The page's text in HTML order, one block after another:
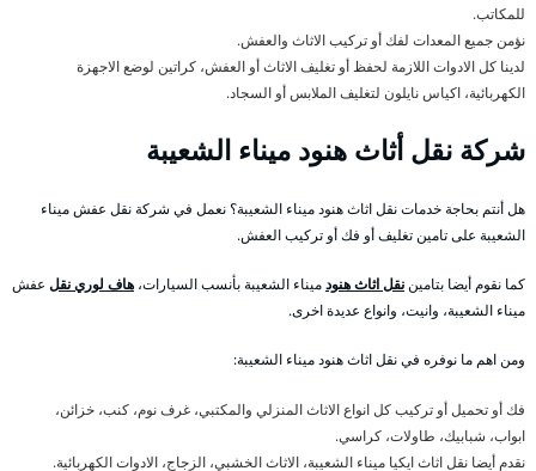
للمكاتب.
نؤمن جميع المعدات لفك أو تركيب الاثاث والعفش.
لدينا كل الادوات اللازمة لحفظ أو تغليف الاثاث أو العفش، كراتين لوضع الاجهزة
الكهربائية، اكياس نايلون لتغليف الملابس أو السجاد.
شركة نقل أثاث هنود ميناء الشعيبة
هل أنتم بحاجة خدمات نقل اثاث هنود ميناء الشعيبة؟ نعمل في شركة نقل عفش ميناء
الشعيبة على تامين تغليف أو فك أو تركيب العفش.
كما نقوم أيضا بتاميننقل اثاث هنودميناء الشعيبة بأنسب السيارات، هاف لوري نقل عفش
ميناء الشعيبة، وانيت، وانواع عديدة اخرى.
ومن اهم ما نوفره في نقل اثاث هنود ميناء الشعيبة:
فك أو تحميل أو تركيب كل انواع الاثاث المنزلي والمكتبي، غرف نوم، كنب، خزائن،
ابواب، شبابيك، طاولات، كراسي.
نقدم أيضا نقل اثاث ايكيا ميناء الشعيبة، الاثاث الخشبي، الزجاج، الادوات الكهربائية.